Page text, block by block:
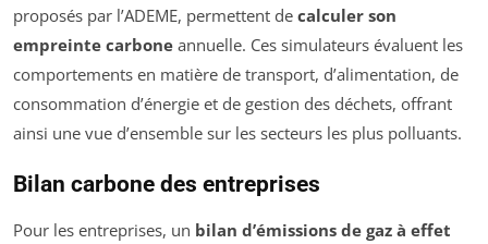
proposés par l’ADEME, permettent de calculer son
empreinte carbone annuelle. Ces simulateurs évaluent les
comportements en matière de transport, d’alimentation, de
consommation d’énergie et de gestion des déchets, offrant
ainsi une vue d’ensemble sur les secteurs les plus polluants.
Bilan carbone des entreprises
Pour les entreprises, un bilan d’émissions de gaz à effet